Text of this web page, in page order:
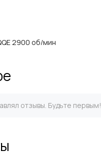
2900 об/мин
отзывы. Будьте первым!